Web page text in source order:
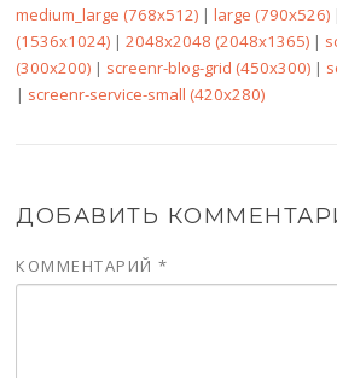
medium_large (768x512) |large (790x526)
(1536x1024) |2048x2048 (2048x1365) |
(300x200) | screenr-blog-grid (450x300) |
| screenr-service-small (420x280)
ДОБАВИТЬ
КОММЕНТАРИЙ*